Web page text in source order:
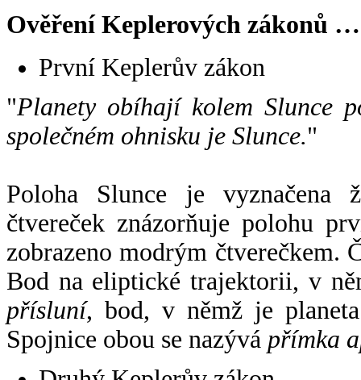
Ověření Keplerových zákonů …
První Keplerův zákon
"Planety obíhají kolem Slunce
společném ohnisku je Slunce."
Poloha Slunce je vyznačena
čtvereček znázorňuje polohu
zobrazeno modrým čtverečkem.
Bod na eliptické trajektorii, v
přísluní, bod, v němž je
Spojnice obou se nazývá přímka